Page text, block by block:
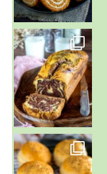
~ BUNS MAISON ~
Un peu de boulange par ici au